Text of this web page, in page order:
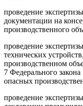
проведение
документации на
производственного
проведение
технических
производственном
7 Федерального
опасных
проведение